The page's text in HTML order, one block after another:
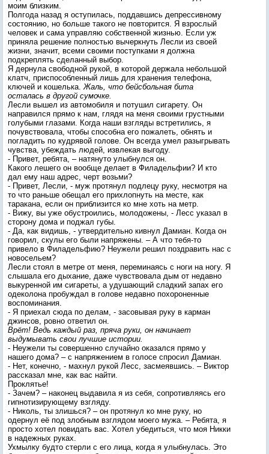
моим близким.
Полгода назад я оступилась, поддавшись депрессивному
состоянию, но больше такого не повторится. Я взрослый
человек и сама управляю собственной жизнью. Если уж
приняла решение полностью вычеркнуть Лесли из своей
жизни, значит, всеми своими поступками я должна
подкреплять сделанный выбор.
Я дернула свободной рукой, в которой держала небольшой
клатч, приспособленный лишь для хранения телефона,
ключей и кошелька.Жаль, что бейсбольная бита
осталась в другой сумочке.
Лесли вышел из автомобиля и потушил сигарету. Он
направился прямо к нам, глядя на меня своими грустными
голубыми глазами. Когда наши взгляды встретились, я
почувствовала, чтобы способна его пожалеть, обнять и
погладить по кудрявой голове. Он всегда умел разыгрывать
чувства, убеждать людей, извлекая выгоду.
- Привет, ребята, – натянуто улыбнулся он.
Какого лешего он вообще делает в Филадельфии? И кто
дал ему наш адрес, черт возьми?
- Привет, Лесли, - муж протянул подлецу руку, несмотря на
то что раньше обещал его прихлопнуть на месте, как
таракана, если он приблизится ко мне хоть на метр.
- Вижу, вы уже обустроились, молодожены, - Лесс указал в
сторону дома и поджал губы.
- Да, как видишь, - утвердительно кивнул Дамиан. Когда он
говорил, скулы его были напряжены. – А что тебя-то
привело в Филадельфию? Неужели решил поздравить нас с
новосельем?
Лесли стоял в метре от меня, переминаясь с ноги на ногу. Я
слышала его дыхание, даже чувствовала дым от недавно
выкуренной им сигареты, а удушающий сладкий запах его
одеколона пробуждал в голове недавно похороненные
воспоминания.
- Я приехал сюда по делам, - засовывая руку в карман
джинсов, ровно ответил он.
Врёт! Ведь каждый раз, пряча руки, он начинает
выдумывать свои лучшие истории.
- Неужели ты совершенно случайно оказался прямо у
нашего дома? – с напряжением в голосе спросил Дамиан.
- Нет, конечно, - махнул рукой Лесс, засмеявшись. – Виктор
рассказал мне, как вас найти.
Проклятье!
- Зачем? – наконец выдавила я из себя, сопротивляясь его
гипнотизирующему взгляду.
- Николь, ты злишься? – он протянул ко мне руку, но
одернул её под злобным взглядом моего мужа. – Ребята, я
просто хотел повидать вас. Хотел убедиться, что моя Никки
в надежных руках.
Ухмылку будто стерли с его лица, когда я улыбнулась. Это